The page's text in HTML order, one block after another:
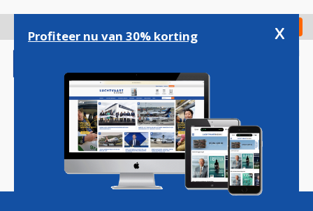
gaan
Check in
Magazine Podcasts Vacatures
Profiteer nu van 30% korting x